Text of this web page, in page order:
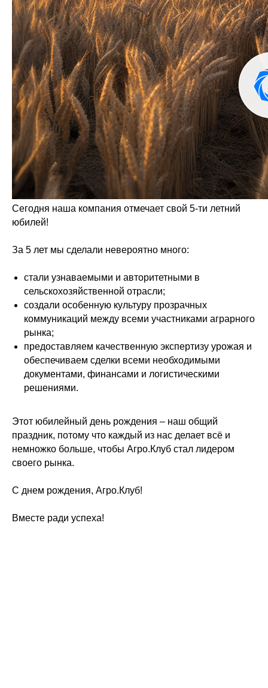
Сегодня наша компания отмечает свой 5-ти летний
юбилей!
За 5 лет мы сделали невероятно много:
стали узнаваемыми и авторитетными в
сельскохозяйственной отрасли;
создали особенную культуру прозрачных
коммуникаций между всеми участниками аграрного
рынка;
предоставляем качественную экспертизу урожая и
обеспечиваем сделки всеми необходимыми
документами, финансами и логистическими
решениями.
Этот юбилейный день рождения – наш общий
праздник, потому что каждый из нас делает всё и
немножко больше, чтобы Агро.Клуб стал лидером
своего рынка.
С днем рождения, Агро.Клуб!
Вместе ради успеха!